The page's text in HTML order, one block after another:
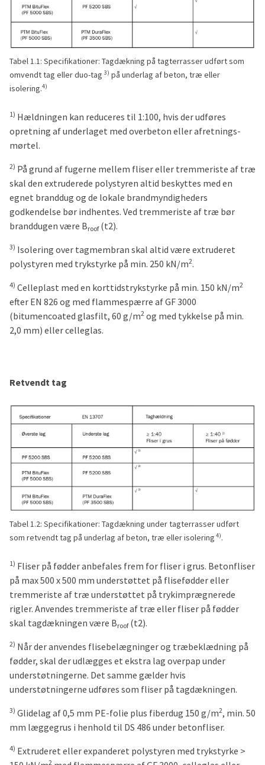
Tabel 1.1: Specifikationer: Tagdækning på tagterrasser udført som
omvendt tag eller duo-tag 3) på underlag af beton, træ eller
isolering.4)
1) Hældningen kan reduceres til 1:100, hvis der udføres
opretning af underlaget med overbeton eller afretnings­
mørtel.
2) På grund af fugerne mellem fliser eller tremmeriste af træ
skal den extruderede polystyren altid beskyttes med en
egnet branddug og de lokale brandmyndigheders
godkendelse bør indhentes. Ved tremmeriste af træ bør
branddugen være Broof(t2).
3) Isolering over tagmembran skal altid være extruderet
polystyren med trykstyrke på min. 250 kN/m2.
4) Celleplast med en korttidstrykstyrke på min. 150 kN/m2
efter EN 826 og med flammespærre af GF 3000
(bitumencoated glasfilt, 60 g/m2 og med tykkelse på min.
2,0 mm) eller celleglas.
Retvendt tag
Tabel 1.2: Specifikationer: Tagdækning under tagterrasser udført
som retvendt tag på underlag af beton, træ eller isolering 4).
1) Fliser på fødder anbefales frem for fliser i grus. Betonfliser
på max 500 x 500 mm understøttet på flisefødder eller
tremmeriste af træ understøttet på trykimprægnerede
rigler. Anvendes tremmeriste af træ eller fliser på fødder
skal tagdækningen være Broof(t2).
2) Når der anvendes flisebelægninger og træbeklædning på
fødder, skal der udlægges et ekstra lag overpap under
understøtningerne. Det samme gælder hvis
understøtningerne udføres som fliser på tagdækningen.
3) Glidelag af 0,5 mm PE-folie plus fiberdug 150 g/m2, min. 50
mm læggegrus i henhold til DS 486 under betonfliser.
4) Extruderet eller expanderet polystyren med trykstyrke >
2